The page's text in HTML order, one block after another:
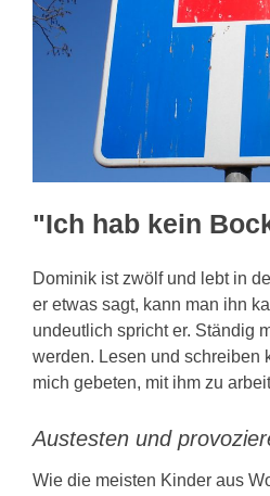
ÜBER MICH
KONTAKT
"Ich hab kein
Dominik ist zwölf und lebt in
er etwas sagt, kann man ihn
undeutlich spricht er. Ständig
werden. Lesen und schreiben
mich gebeten, mit ihm zu
Austesten und
Wie die meisten Kinder aus